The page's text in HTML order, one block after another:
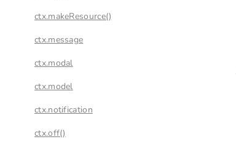
ctx.makeResource()
ctx.message
ctx.modal
ctx.model
ctx.notification
ctx.off()